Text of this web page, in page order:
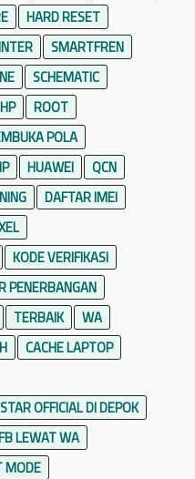
HARD RESET
SMARTFREN
SCHEMATIC
HP
ROOT
POLA
HUAWEI
QCN
DAFTAR IMEI
KODE VERIFIKASI
PENERBANGAN
TERBAIK
WA
CACHE LAPTOP
OFFICIAL DI DEPOK
LEWAT WA
MODE